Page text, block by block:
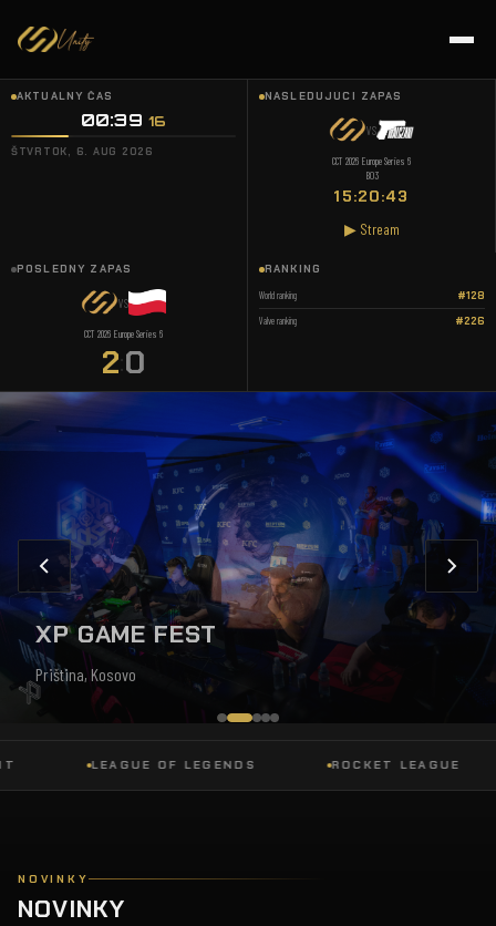
AKTUÁLNY ČAS
00:39 16
ŠTVRTOK, 6. AUG 2026
NASLEDUJÚCI ZÁPAS
VS
CCT 2026 Europe Series 6
BO3
15:20:43
▶ Stream
POSLEDNÝ ZÁPAS
VS
CCT 2026 Europe Series 6
2:0
RANKING
World ranking #128
Valve ranking #226
XP GAME FEST
Priština, Kosovo
LEAGUE OF LEGENDS ROCKET LEAGUE
NOVINKY
NOVINKY